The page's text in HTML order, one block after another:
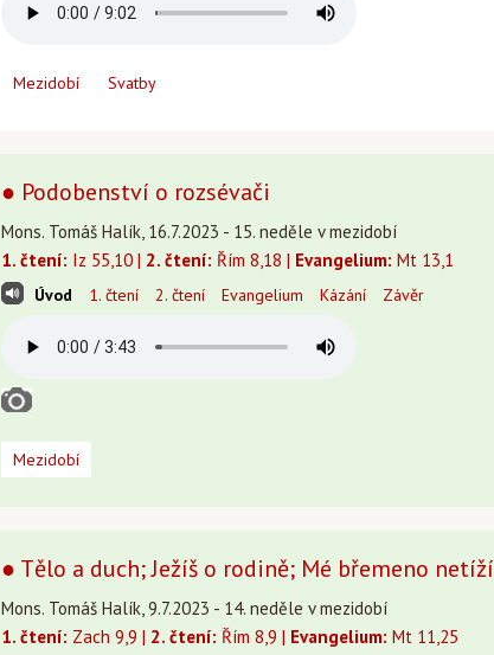
Mezidobí Svatby
● Podobenství o rozsévači
Mons. Tomáš Halík, 16.7.2023 - 15. neděle v mezidobí
1. čtení: Iz 55,10 | 2. čtení: Řím 8,18 | Evangelium: Mt 13,1
Úvod 1. čtení 2. čtení Evangelium Kázání Závěr
Mezidobí
● Tělo a duch; Ježíš o rodině; Mé břemeno netíží
Mons. Tomáš Halík, 9.7.2023 - 14. neděle v mezidobí
1. čtení: Zach 9,9 | 2. čtení: Řím 8,9 | Evangelium: Mt 11,25